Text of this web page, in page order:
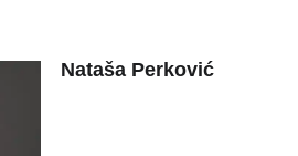
Nataša Perković